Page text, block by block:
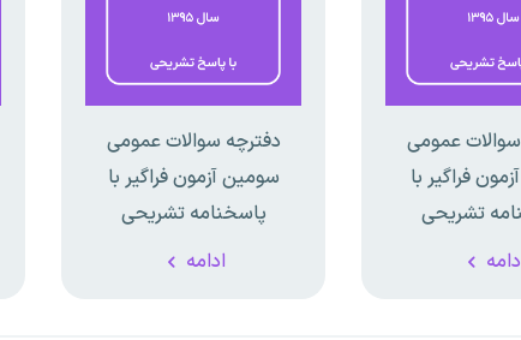
عمومی
فراگیر با
تشریحی
دفترچه سوالات عمومی
سومین آزمون فراگیر با
پاسخنامه تشریحی
ادامه